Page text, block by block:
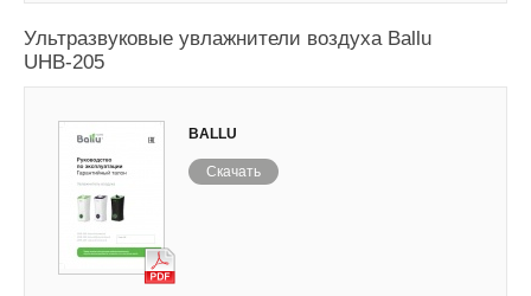
Ультразвуковые увлажнители воздуха Ballu
UHB-205
BALLU
Скачать